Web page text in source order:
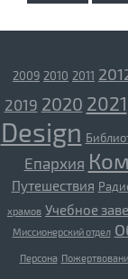
2009 2010 2011
2019 2020 2021
Design
Епархия
Путешествия
храмов Учебное
Миссионерский отдел
Персона